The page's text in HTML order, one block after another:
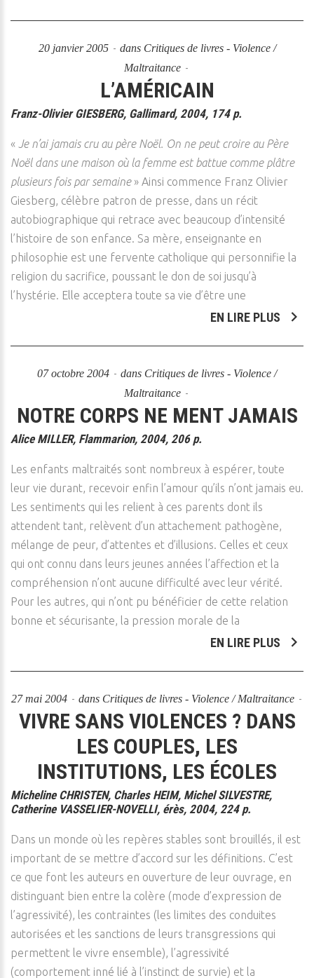
20 janvier 2005 dans Critiques de livres - Violence /
Maltraitance
L’AMÉRICAIN
Franz-Olivier GIESBERG, Gallimard, 2004, 174 p.
« Je n’ai jamais cru au père Noël. On ne peut croire au Père
Noël dans une maison où la femme est battue comme plâtre
plusieurs fois par semaine» Ainsi commence Franz Olivier
Giesberg, célèbre patron de presse, dans un récit
autobiographique qui retrace avec beaucoup d’intensité
l’histoire de son enfance. Sa mère, enseignante en
philosophie est une fervente catholique qui personnifie la
religion du sacrifice, poussant le don de soi jusqu’à
l’hystérie. Elle acceptera toute sa vie d’être une
EN LIRE PLUS
07 octobre 2004 dans Critiques de livres - Violence /
Maltraitance
NOTRE CORPS NE MENT JAMAIS
Alice MILLER, Flammarion, 2004, 206 p.
Les enfants maltraités sont nombreux à espérer, toute
leur vie durant, recevoir enfin l’amour qu’ils n’ont jamais eu.
Les sentiments qui les relient à ces parents dont ils
attendent tant, relèvent d’un attachement pathogène,
mélange de peur, d’attentes et d’illusions. Celles et ceux
qui ont connu dans leurs jeunes années l’affection et la
compréhension n’ont aucune difficulté avec leur vérité.
Pour les autres, qui n’ont pu bénéficier de cette relation
bonne et sécurisante, la pression morale de la
EN LIRE PLUS
27 mai 2004 dans Critiques de livres - Violence / Maltraitance
VIVRE SANS VIOLENCES ? DANS
LES COUPLES, LES
INSTITUTIONS, LES ÉCOLES
Micheline CHRISTEN, Charles HEIM, Michel SILVESTRE,
Catherine VASSELIER-NOVELLI, érès, 2004, 224 p.
Dans un monde où les repères stables sont brouillés, il est
important de se mettre d’accord sur les définitions. C’est
ce que font les auteurs en ouverture de leur ouvrage, en
distinguant bien entre la colère (mode d’expression de
l’agressivité), les contraintes (les limites des conduites
autorisées et les sanctions de leurs transgressions qui
permettent le vivre ensemble), l’agressivité
(comportement inné lié à l’instinct de survie) et la